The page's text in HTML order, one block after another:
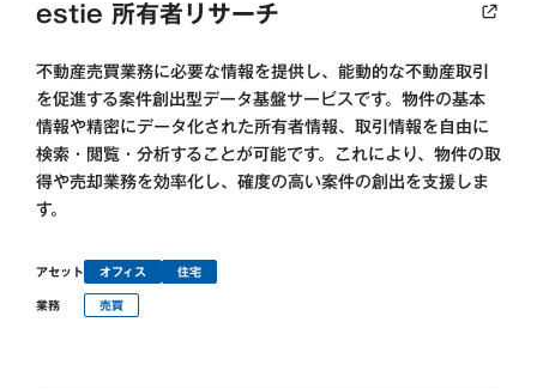
estie 所有者リサーチ
不動産売買業務に必要な情報を提供し、能動的な不動産取引
を促進する案件創出型データ基盤サービスです。物件の基本
情報や精密にデータ化された所有者情報、取引情報を自由に
検索・閲覧・分析することが可能です。これにより、物件の取
得や売却業務を効率化し、確度の高い案件の創出を支援しま
す。
アセット オフィス 住宅
業務 売買